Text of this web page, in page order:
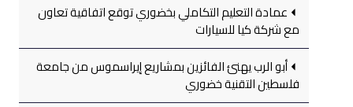
عمادة التعليم التكاملي بخضوري توقع اتفاقية تعاون
مع شركة كيا للسيارات
أبو الرب يهنئ الفائزين بمشاريع إيراسموس من جامعة
فلسطين التقنية خضوري